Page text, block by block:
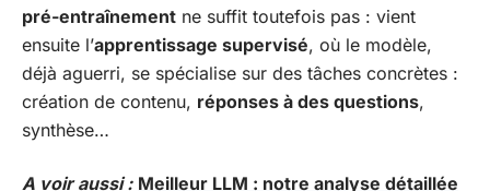
pré-entraînement ne suffit toutefois pas : vient
ensuite l’apprentissage supervisé, où le modèle,
déjà aguerri, se spécialise sur des tâches concrètes :
création de contenu, réponses à des questions,
synthèse…
A voir aussi : Meilleur LLM : notre analyse détaillée